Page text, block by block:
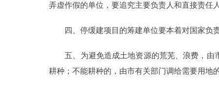
走进北京
北京概况
弄虚作假的单位，要追究主要负责人和直接责任
四、停缓建项目的筹建单位要本着对国家负责
五、为避免造成土地资源的荒芜、浪费，由
耕种；不能耕种的，由市有关部门调给需要用地